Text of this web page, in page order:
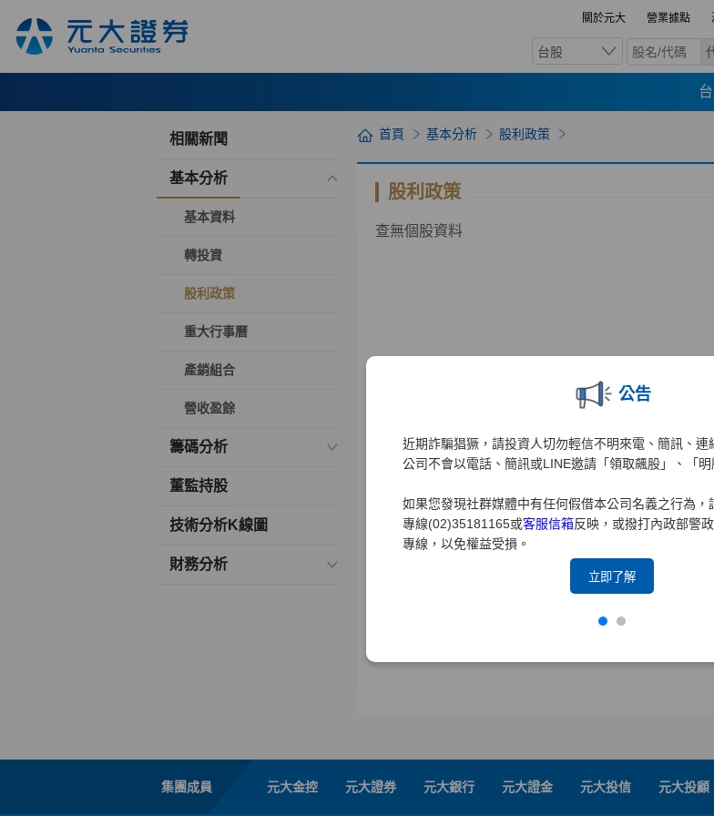
關於元大 營業據點
台股
公告
近期詐騙猖獗，請投資人切勿輕信不明來電、簡訊、連
公司不會以電話、簡訊或LINE邀請「領取飆股」、「明
如果您發現社群媒體中有任何假借本公司名義之行為，
專線(02)35181165或客服信箱反映，或撥打內政部警
專線，以免權益受損。
立即了解
相關新聞
基本分析
基本資料
轉投資
股利政策
重大行事曆
產銷組合
營收盈餘
籌碼分析
董監持股
技術分析K線圖
財務分析
首頁 基本分析 股利政策
股利政策
查無個股資料
集團成員 元大金控 元大證券 元大銀行 元大證金 元大投信 元大投顧